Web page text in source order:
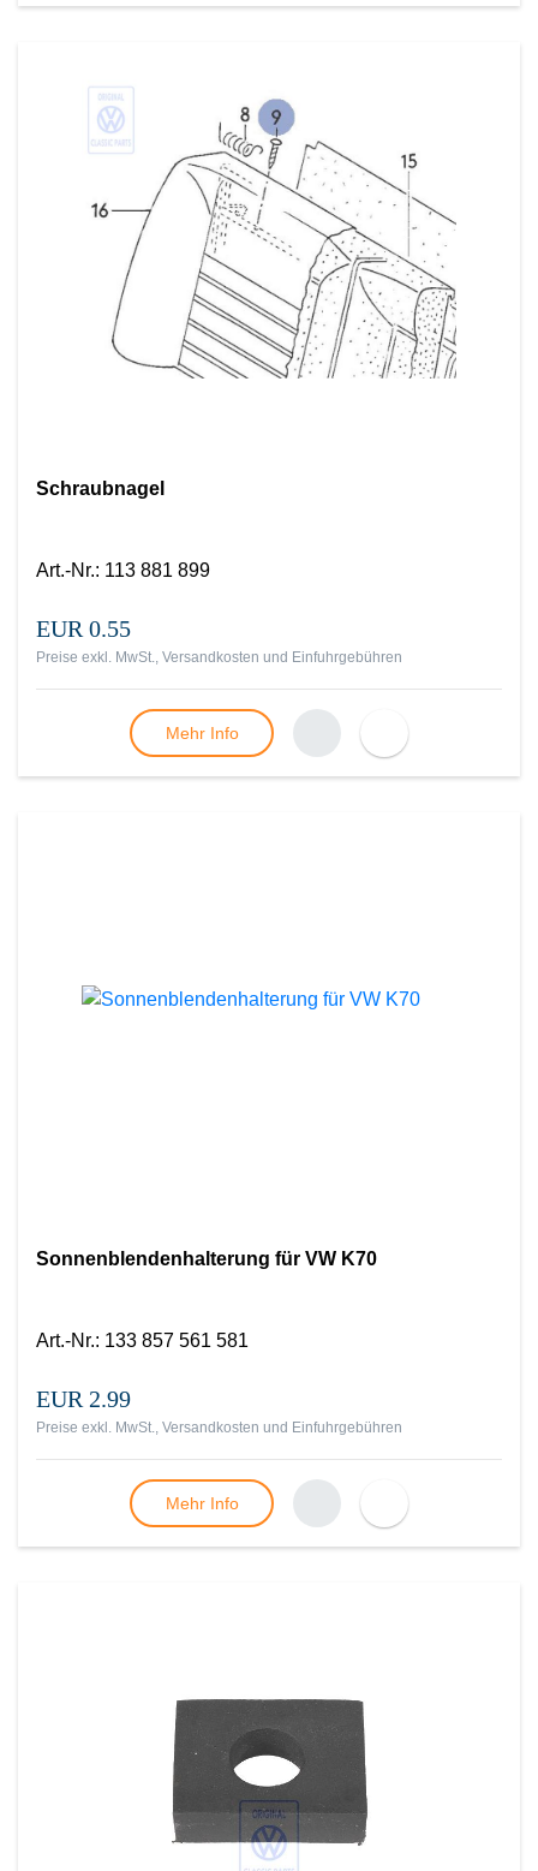
Schraubnagel
Art.-Nr.: 113 881 899
EUR 0.55
Preise exkl. MwSt., Versandkosten und Einfuhrgebühren
Mehr Info
Sonnenblendenhalterung für VW K70
Art.-Nr.: 133 857 561 581
EUR 2.99
Preise exkl. MwSt., Versandkosten und Einfuhrgebühren
Mehr Info